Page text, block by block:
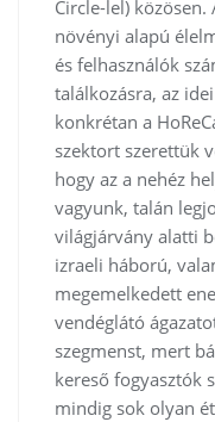
Circle-lel)
növényi alapú
és felhasználók
találkozásra, az
konkrétan a
szektort szerettük
hogy az a nehéz
vagyunk, talán
világjárvány alatti
izraeli háború,
megemelkedett
vendéglátó
szegmenst, mert
kereső fogyasztók
mindig sok olyan